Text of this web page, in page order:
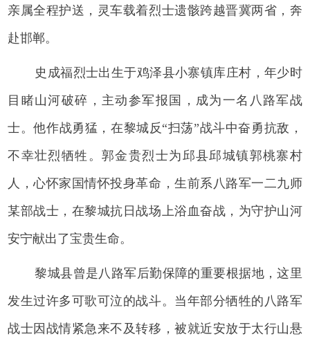
亲属全程护送，灵车载着烈士遗骸跨越晋冀两省，奔
赴邯郸。
史成福烈士出生于鸡泽县小寨镇库庄村，年少时
目睹山河破碎，主动参军报国，成为一名八路军战
士。他作战勇猛，在黎城反“扫荡”战斗中奋勇抗敌，
不幸壮烈牺牲。郭金贵烈士为邱县邱城镇郭桃寨村
人，心怀家国情怀投身革命，生前系八路军一二九师
某部战士，在黎城抗日战场上浴血奋战，为守护山河
安宁献出了宝贵生命。
黎城县曾是八路军后勤保障的重要根据地，这里
发生过许多可歌可泣的战斗。当年部分牺牲的八路军
战士因战情紧急来不及转移，被就近安放于太行山悬